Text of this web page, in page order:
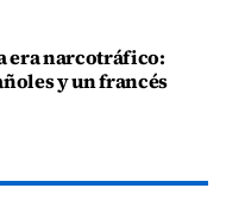
era narcotráfico:
y un francés